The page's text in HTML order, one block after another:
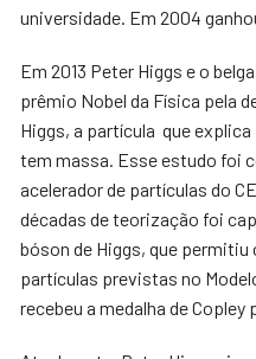
universidade. Em 2004
Em 2013 Peter Higgs e o
prêmio Nobel da Física pela
Higgs, a partícula que
tem massa. Esse estudo foi
acelerador de partículas do
décadas de teorização foi
bóson de Higgs, que
partículas previstas no
recebeu a medalha de